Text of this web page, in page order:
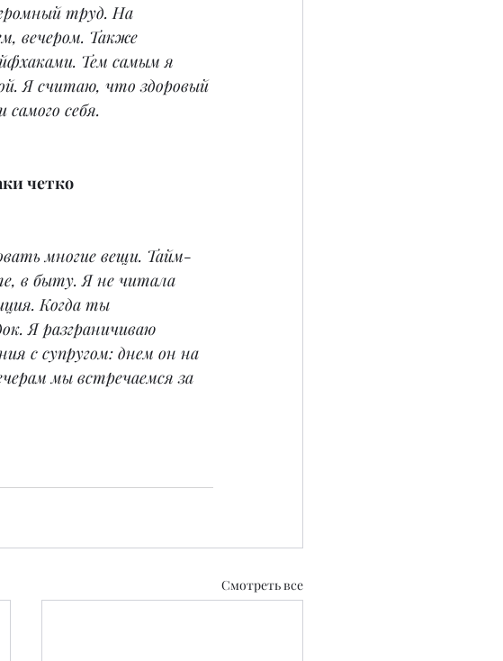
труд. На
вечером. Также
Тем самым я
Я считаю, что здоровый
себя.
четко
многие вещи. Тайм-
в быту. Я не читала
Когда ты
Я разграничиваю
с супругом: днем он на
мы встречаемся за
Смотреть все